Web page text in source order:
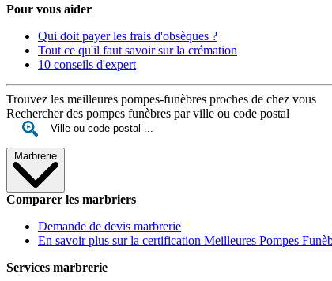
Pour vous aider
Qui doit payer les frais d'obsèques ?
Tout ce qu'il faut savoir sur la crémation
10 conseils d'expert
Trouvez les meilleures pompes-funèbres proches de chez vous
Rechercher des pompes funèbres par ville ou code postal
Marbrerie
Comparer les marbriers
Demande de devis marbrerie
En savoir plus sur la certification Meilleures Pompes
Services marbrerie